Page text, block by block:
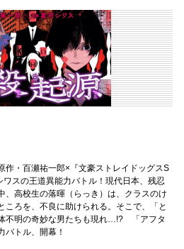
作・百瀬祐一郎×『文豪ストレイドッグスS
スの王道異能力バトル！現代日本、残忍
、高校生の落暉（らっき）は、クラスのけ
ころを、不良に助けられる。そこで、「と
不明の奇妙な男たちも現れ…!? 「アフタ
バトル、開幕！